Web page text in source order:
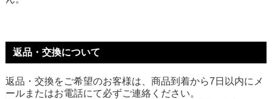
返品・交換について
返品・交換をご希望のお客様は、商品到着から7日以内にメ
ールまたはお電話にて必ずご連絡ください。